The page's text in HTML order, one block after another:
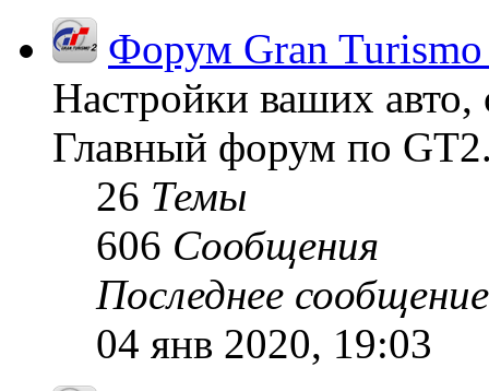
Форум Gran
Настройки ваших авто,
Главный форум по
26 Темы
606 Сообщения
Последнее сообщение
04 янв 2020, 19:03